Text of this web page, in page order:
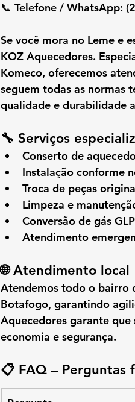
📞 Telefone / WhatsApp:
Se você mora no Leme e
KOZ Aquecedores.
Komeco, oferecemos
seguem todas as normas
qualidade e durabilidade
🔧 Serviços
Conserto de
Instalação conforme
Troca de peças
Limpeza e
Conversão de gás
Atendimento
🌐 Atendimento local
Atendemos todo o bairro
Botafogo, garantindo
Aquecedores garante que
economia e segurança.
📋 FAQ – Perguntas